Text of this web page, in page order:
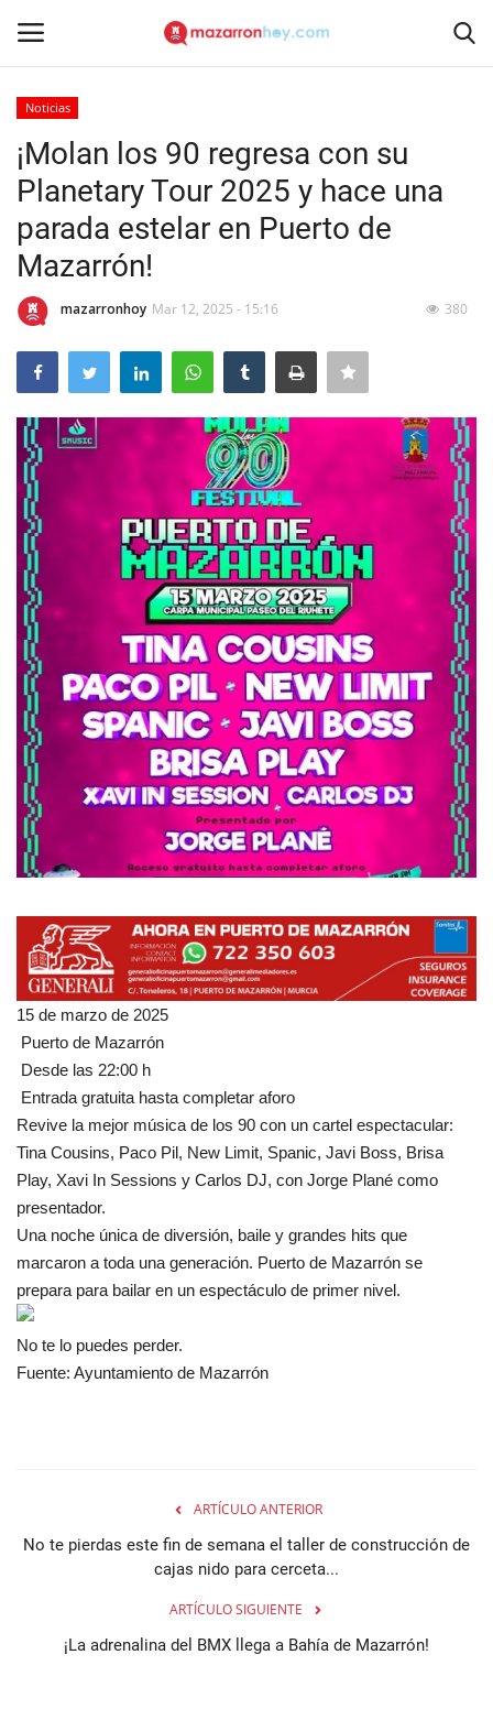
Inicio
Contacto
Noticias
Mazarrón Hoy
Entrevistas
Reportajes
Empresas
Mapa de Mazarrón
Vídeos
Galerías
Contacto
Empresas
Noticias
¡Molan los 90 regresa con su
Planetary Tour 2025 y hace una
parada estelar en Puerto de
Mazarrón!
mazarronhoy Mar 12, 2025 - 15:16 380
15 de marzo de 2025
Puerto de Mazarrón
Desde las 22:00 h
Entrada gratuita hasta completar aforo
Revive la mejor música de los 90 con un cartel espectacular:
Tina Cousins, Paco Pil, New Limit, Spanic, Javi Boss, Brisa
Play, Xavi In Sessions y Carlos DJ, con Jorge Plané como
presentador.
Una noche única de diversión, baile y grandes hits que
marcaron a toda una generación. Puerto de Mazarrón se
prepara para bailar en un espectáculo de primer nivel.
No te lo puedes perder.
Fuente: Ayuntamiento de Mazarrón
ARTÍCULO ANTERIOR
No te pierdas este fin de semana el taller de construcción de
cajas nido para cerceta...
ARTÍCULO SIGUIENTE
¡La adrenalina del BMX llega a Bahía de Mazarrón!